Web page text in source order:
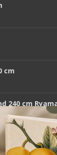
cm
240 cm